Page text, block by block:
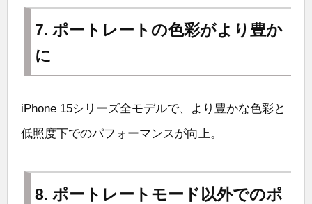
7. ポートレートの色彩がより豊か
に
iPhone 15シリーズ全モデルで、より豊かな色彩と
低照度下でのパフォーマンスが向上。
8. ポートレートモード以外でのポ